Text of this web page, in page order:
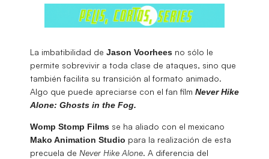
La imbatibilidad de Jason Voorhees no sólo le
permite sobrevivir a toda clase de ataques, sino que
también facilita su transición al formato animado.
Algo que puede apreciarse con el fan film Never Hike
Alone: ​​Ghosts in the Fog.
Womp Stomp Films se ha aliado con el mexicano
Mako Animation Studio para la realización de esta
precuela de Never Hike Alone. A diferencia del